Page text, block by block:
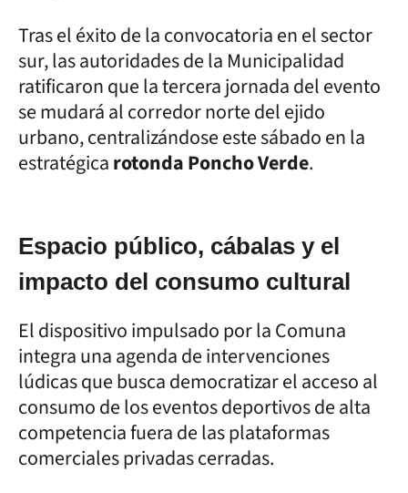
Tras el éxito de la convocatoria en el sector
sur, las autoridades de la Municipalidad
ratificaron que la tercera jornada del evento
se mudará al corredor norte del ejido
urbano, centralizándose este sábado en la
estratégicarotonda Poncho Verde.
Espacio público, cábalas y el
impacto del consumo cultural
El dispositivo impulsado por la Comuna
integra una agenda de intervenciones
lúdicas que busca democratizar el acceso al
consumo de los eventos deportivos de alta
competencia fuera de las plataformas
comerciales privadas cerradas.